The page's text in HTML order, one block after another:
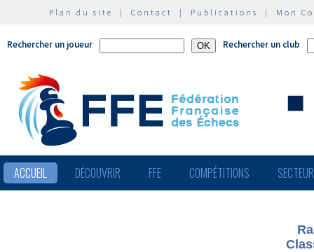
Plan du site | Contact | Publications | Mon
Rechercher un joueur Rechercher un club
ACCUEIL DÉCOUVRIR FFE COMPÉTITIONS